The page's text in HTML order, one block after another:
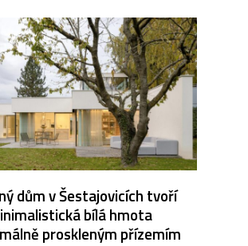
dům v Šestajovicích tvoří
bílá hmota
proskleným přízemím